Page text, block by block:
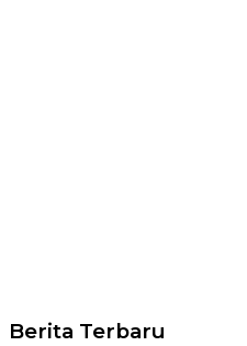
Berita Terbaru